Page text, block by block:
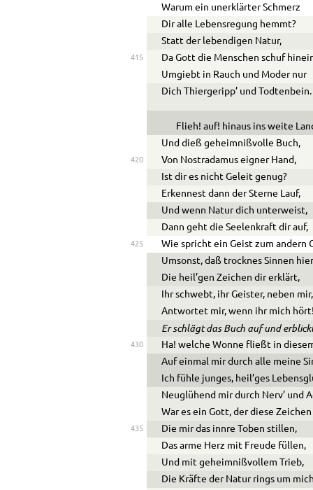
Warum ein unerklärter Schmerz
Dir alle Lebensregung hemmt?
Statt der lebendigen Natur,
415
Da Gott die Menschen schuf
Umgiebt in Rauch und Moder nur
Dich Thiergeripp’ und Todtenbein.
Flieh! auf! hinaus ins weite
Und dieß geheimnißvolle Buch,
420
Von Nostradamus eigner Hand,
Ist dir es nicht Geleit genug?
Erkennest dann der Sterne Lauf,
Und wenn Natur dich unterweist,
Dann geht die Seelenkraft dir auf,
425
Wie spricht ein Geist zum andern
Umsonst, daß trocknes Sinnen
Die heil’gen Zeichen dir erklärt,
Ihr schwebt, ihr Geister, neben mir,
Antwortet mir, wenn ihr mich
Er schlägt das Buch auf und
430
Ha! welche Wonne fließt in
Auf einmal mir durch alle meine
Ich fühle junges, heil’ges
Neuglühend mir durch Nerv’ und
War es ein Gott, der diese
435
Die mir das innre Toben stillen,
Das arme Herz mit Freude füllen,
Und mit geheimnißvollem Trieb,
Die Kräfte der Natur rings um